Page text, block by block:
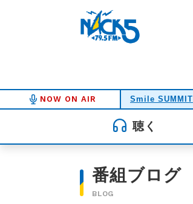
NOW ON AIR Smile SUMMIT
聴く
番組ブログ
BLOG